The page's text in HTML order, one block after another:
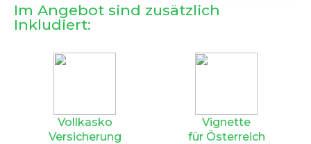
Im Angebot sind zusätzlich
Inkludiert:
Vollkasko
Versicherung
Vignette
für Österreich